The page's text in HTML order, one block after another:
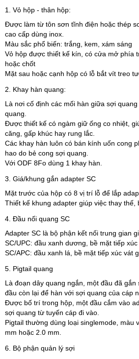
1. Vỏ hộp - thân hộp:
Được làm từ tôn sơn tĩnh điện hoặc thép
cao cấp dùng inox.
Màu sắc phổ biến: trắng, kem, xám sáng
Vỏ hộp được thiết kế kín, có cửa mở phía
hoặc chốt
Mặt sau hoặc cạnh hộp có lỗ bắt vít treo
2. Khay hàn quang:
Là nơi cố định các mối hàn giữa sợi
quang.
Được thiết kế có ngàm giữ ống co nhiệt,
căng, gấp khúc hay rung lắc.
Các khay hàn luôn có bán kính uốn cong
hao do bẻ cong sợi quang.
Với ODF 8Fo dùng 1 khay hàn.
3. Giá/khung gắn adapter SC
Mặt trước của hộp có 8 vị trí lỗ để lắp
Thiết kế khung adapter giúp việc thay thế,
4. Đầu nối quang SC
Adapter SC là bộ phận kết nối trung gian
SC/UPC: đầu xanh dương, bề mặt tiếp xúc
SC/APC: đầu xanh lá, bề mặt tiếp xúc vát
5. Pigtail quang
Là đoạn dây quang ngắn, một đầu đã gắn
đầu còn lại để hàn với sợi quang của cáp
Được bố trí trong hộp, một đầu cắm vào
sợi quang từ tuyến cáp đi vào.
Pigtail thường dùng loại singlemode, màu
mm hoặc 2.0 mm.
6. Bộ phận quản lý sợi